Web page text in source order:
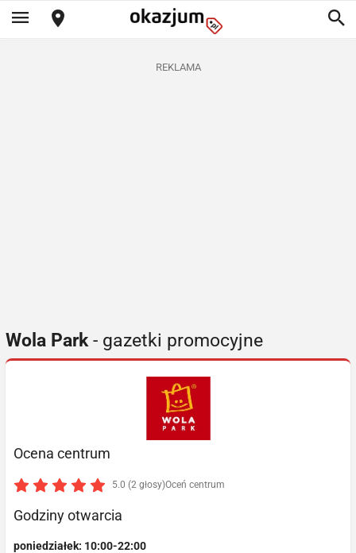
REKLAMA
Wola Park- gazetki promocyjne
Ocena centrum
5.0 (2 głosy)Oceń centrum
Godziny otwarcia
poniedziałek: 10:00-22:00